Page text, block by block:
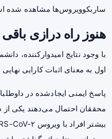
ساربکوویروس‌ها مشاهده شده
هنوز راه درازی
با وجود نتایج امیدوارکننده،
اول به معنای اثبات کارایی
پاسخ ایمنی ایجادشده در
محققان احتمال می‌دهند یکی از